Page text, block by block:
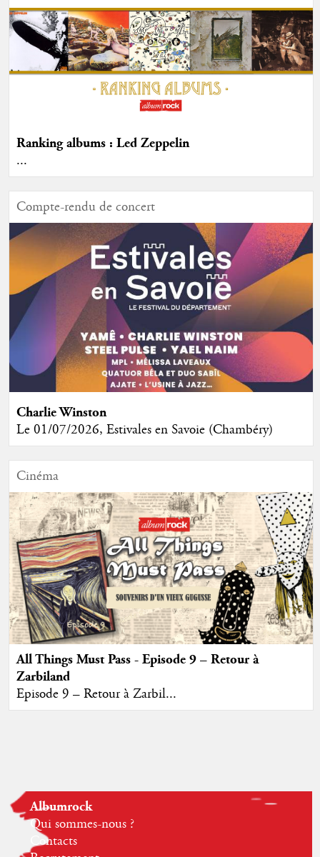
Ranking albums : Led Zeppelin
...
Compte-rendu de concert
Charlie Winston
Le 01/07/2026, Estivales en Savoie (Chambéry)
Cinéma
All Things Must Pass - Episode 9 – Retour à
Zarbiland
Episode 9 – Retour à Zarbil...
Albumrock
Qui sommes-nous ?
Contacts